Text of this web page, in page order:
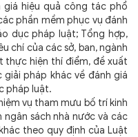
hiệu quả công tác phổ
phần mềm phục vụ đánh
dục pháp luật; Tổng hợp,
chí của các sở, ban, ngành
thực hiện thí điểm, đề xuất
pháp khác về đánh giá
pháp luật.
vụ tham mưu bố trí kinh
sách nhà nước và các
theo quy định của Luật